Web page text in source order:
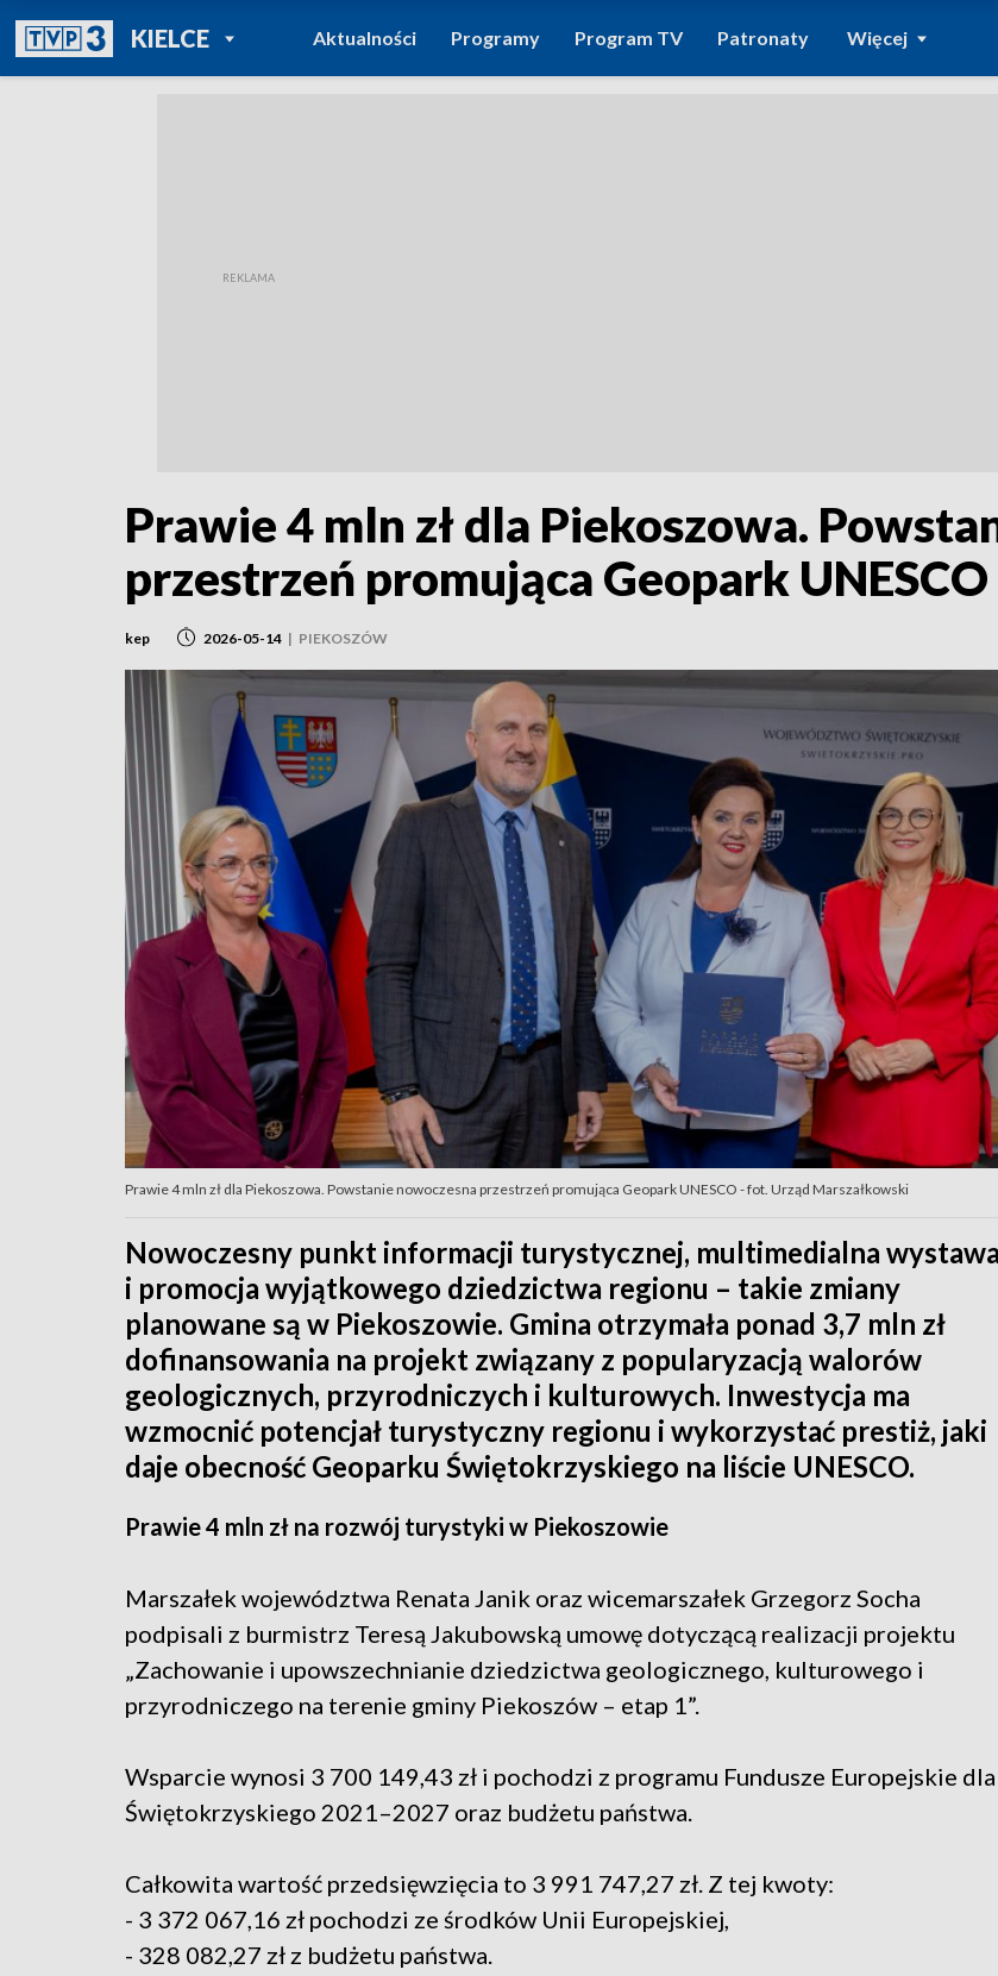
KIELCEPOWRÓT DO
TVP REGIONY
Aktualności Programy Program TV Patronaty Więcej
Prawie 4 mln zł dla Piekoszowa.
przestrzeń promująca Geopark UNESCO
kep 2026-05-14 | PIEKOSZÓW
Prawie 4 mln zł dla Piekoszowa. Powstanie nowoczesna przestrzeń promująca Geopark UNESCO - fot. Urząd Marszałkowski
Nowoczesny punkt informacji turystycznej, multimedialna wystawa
i promocja wyjątkowego dziedzictwa regionu – takie zmiany
planowane są w Piekoszowie. Gmina otrzymała ponad 3,7 mln zł
dofinansowania na projekt związany z popularyzacją walorów
geologicznych, przyrodniczych i kulturowych. Inwestycja ma
wzmocnić potencjał turystyczny regionu i wykorzystać prestiż, jaki
daje obecność Geoparku Świętokrzyskiego na liście UNESCO.
Prawie 4 mln zł na rozwój turystyki w Piekoszowie
Marszałek województwa Renata Janik oraz wicemarszałek Grzegorz Socha
podpisali z burmistrz Teresą Jakubowską umowę dotyczącą realizacji projektu
„Zachowanie i upowszechnianie dziedzictwa geologicznego, kulturowego i
przyrodniczego na terenie gminy Piekoszów – etap 1”.
Wsparcie wynosi 3 700 149,43 zł i pochodzi z programu Fundusze Europejskie dla
Świętokrzyskiego 2021–2027 oraz budżetu państwa.
Całkowita wartość przedsięwzięcia to 3 991 747,27 zł. Z tej kwoty:
- 3 372 067,16 zł pochodzi ze środków Unii Europejskiej,
- 328 082,27 zł z budżetu państwa.